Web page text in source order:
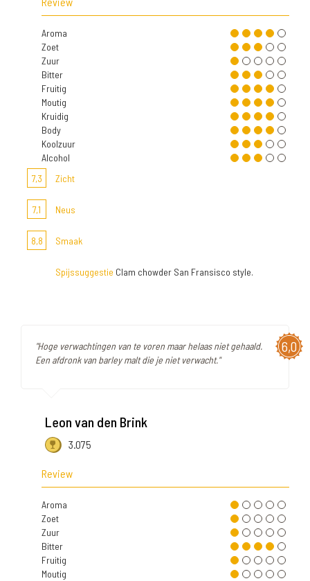
Aroma
Zoet
Zuur
Bitter
Fruitig
Moutig
Kruidig
Body
Koolzuur
Alcohol
7,3
Zicht
7,1 Neus
8,8 Smaak
Spijssuggestie Clam chowder San Fransisco style.
6,0
"Hoge verwachtingen van te voren maar helaas niet gehaald.
Een afdronk van barley malt die je niet verwacht."
Leon van den Brink
3.075
Review
Aroma
Zoet
Zuur
Bitter
Fruitig
Moutig